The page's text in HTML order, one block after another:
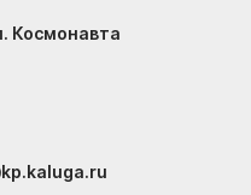
Космонавта